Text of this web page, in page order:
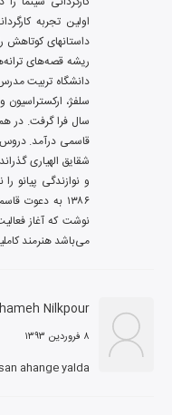
می‌باشد هنرمند کاملیه
Nilkpour
۸ فروردین ۱۳۹۳
ahange yalda